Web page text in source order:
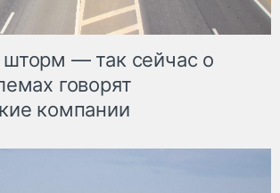
— так сейчас о
говорят
компании